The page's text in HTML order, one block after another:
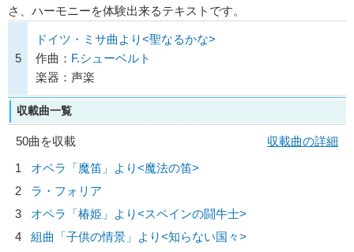
さ、ハーモニーを体験出来るテキストです。
5
ドイツ・ミサ曲より<聖なるかな>
作曲： F.シューベルト
楽器：声楽
収載曲一覧
50曲を収載
収載曲の詳細
1
オペラ「魔笛」より<魔法の笛>
2
ラ・フォリア
3
オペラ「椿姫」より<スペインの闘牛士>
4
組曲「子供の情景」より<知らない国々>